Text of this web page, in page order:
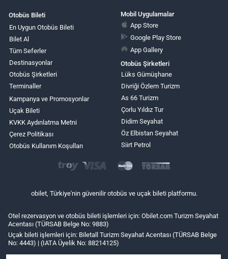
Otobüs Bileti
En Uygun Otobüs Bileti
Bilet Al
Tüm Seferler
Destinasyonlar
Otobüs Şirketleri
Terminaller
Kampanya ve Promosyonlar
Uçak Bileti
KVKK Aydınlatma Metni
Çerez Politikası
Otobüs Kullanım Koşulları
Mobil Uygulamalar
App Store
Google Play Store
App Gallery
Otobüs Şirketleri
Lüks Gümüşhane
Divriği Özlem Turizm
As 66 Turizm
Çorlu Yıldız Tur
Didim Seyahat
Öz Elbistan Seyahat
Siirt Petrol
obilet, Türkiye'nin güvenilir otobüs ve uçak bileti platformu.
Otel rezervasyon ve otobüs bileti işlemleri için: Obilet.com Turizm Seyahat
Acentası (TÜRSAB Belge No: 9883)
Uçak bileti işlemleri için: Biletall Turizm Seyahat Acentası (TÜRSAB Belge
No: 4443) | (IATA Üyelik No: 88214125)